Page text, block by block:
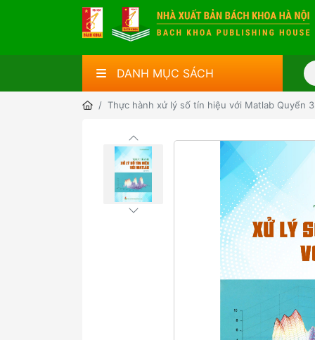
DANH MỤC SÁCH
Thực hành xử lý số tín hiệu với Matlab Quyển 3